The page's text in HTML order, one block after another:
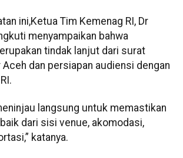
ini,Ketua Tim Kemenag RI, Dr
menyampaikan bahwa
tindak lanjut dari surat
dan persiapan audiensi dengan
langsung untuk memastikan
dari sisi venue, akomodasi,
katanya.